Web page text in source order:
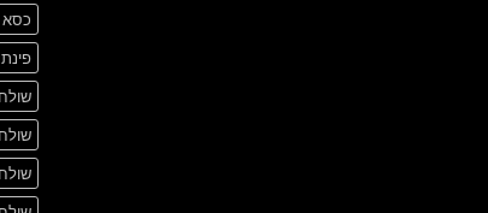
כסא